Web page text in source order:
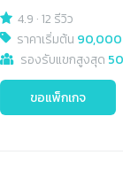
4.9 ·12 รีวิว
ราคาเริ่มต้น 90,000
รองรับแขกสูงสุด
ขอแพ็กเกจ